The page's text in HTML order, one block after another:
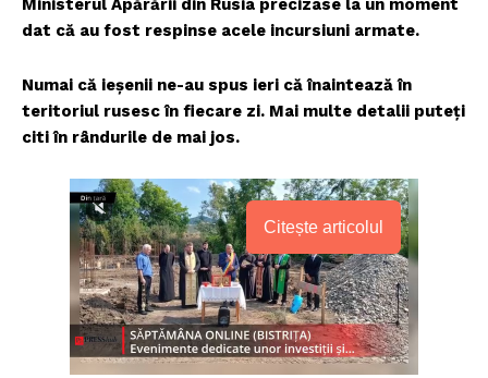
Ministerul Apărării din Rusia precizase la un moment
dat că au fost respinse acele incursiuni armate.
Numai că ieșenii ne-au spus ieri că înaintează în
teritoriul rusesc în fiecare zi. Mai multe detalii puteți
citi în rândurile de mai jos.
Citește articolul